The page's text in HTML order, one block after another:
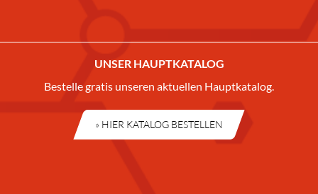
UNSER HAUPTKATALOG
Bestelle gratis unseren aktuellen Hauptkatalog.
» HIER KATALOG BESTELLEN